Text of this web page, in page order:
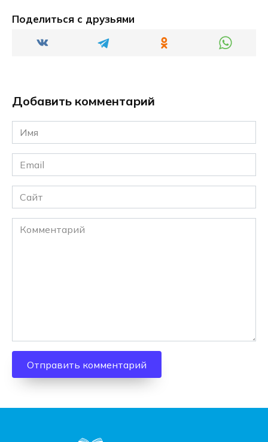
Поделиться с друзьями
Добавить комментарий
Имя
*
Email
*
Сайт
Комментарий